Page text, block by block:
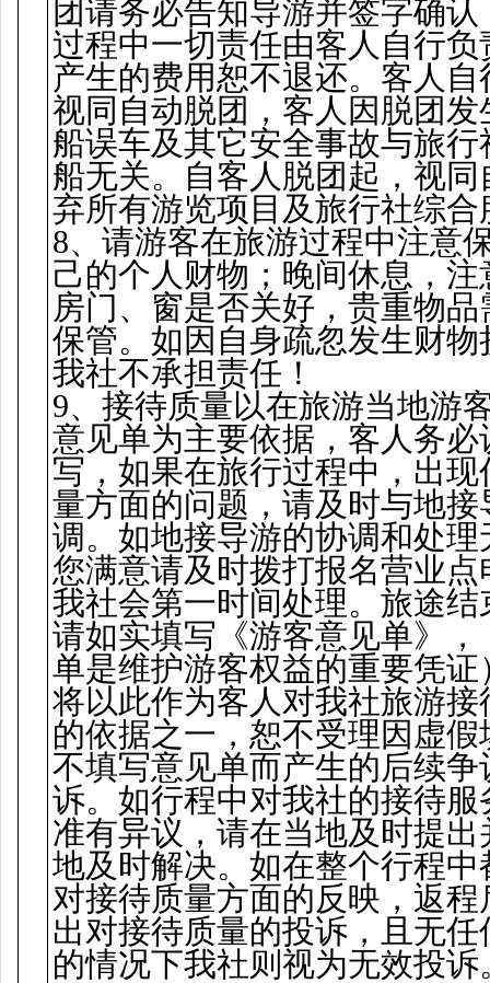
团请务必告知导游并签字确认
过程中一切责任由客人自行负
产生的费用恕不退还。客人自
视同自动脱团，客人因脱团发
船误车及其它安全事故与旅行
船无关。自客人脱团起，视同
弃所有游览项目及旅行社综合
8、请游客在旅游过程中注意
己的个人财物；晚间休息，注
房门、窗是否关好，贵重物品
保管。如因自身疏忽发生财物
我社不承担责任！
9、接待质量以在旅游当地游
意见单为主要依据，客人务必
写，如果在旅行过程中，出现
量方面的问题，请及时与地接
调。如地接导游的协调和处理
您满意请及时拨打报名营业点
我社会第一时间处理。旅途结
请如实填写《游客意见单》，
单是维护游客权益的重要凭证
将以此作为客人对我社旅游接
的依据之一，恕不受理因虚假
不填写意见单而产生的后续争
诉。如行程中对我社的接待服
准有异议，请在当地及时提出
地及时解决。如在整个行程中
对接待质量方面的反映，返程
出对接待质量的投诉，且无任
的情况下我社则视为无效投诉